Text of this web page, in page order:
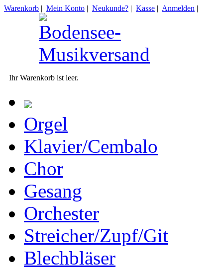
Warenkorb | Mein Konto | Neukunde? | Kasse | Anmelden |
Ihr Warenkorb ist leer.
Orgel
Klavier/Cembalo
Chor
Gesang
Orchester
Streicher/Zupf/Git
Blechbläser